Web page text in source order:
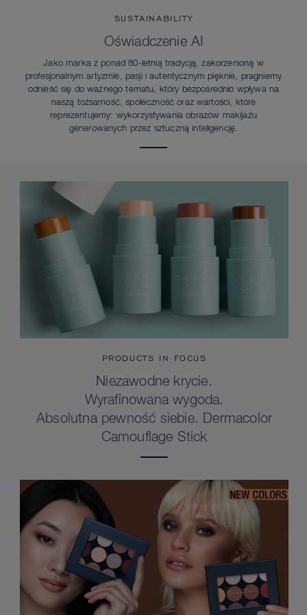
SUSTAINABILITY
Oświadczenie AI
Jako marka z ponad 80-letnią tradycją, zakorzenioną w
profesjonalnym artyzmie, pasji i autentycznym pięknie, pragniemy
odnieść się do ważnego tematu, który bezpośrednio wpływa na
naszą tożsamość, społeczność oraz wartości, które
reprezentujemy: wykorzystywania obrazów makijażu
generowanych przez sztuczną inteligencję.
PRODUCTS IN FOCUS
Niezawodne krycie.
Wyrafinowana wygoda.
Absolutna pewność siebie. Dermacolor
Camouflage Stick